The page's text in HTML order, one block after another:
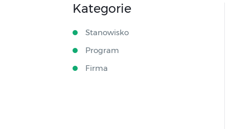
Kategorie
Stanowisko
Program
Firma